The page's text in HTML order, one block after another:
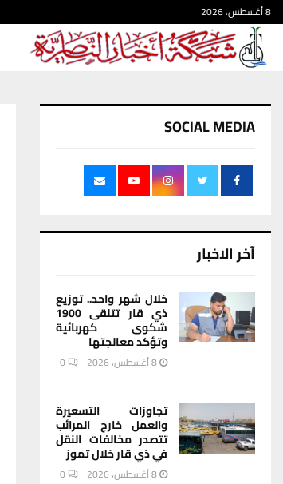
8 أغسطس، 2026
SOCIAL MEDIA
آخر الاخبار
خلال شهر واحد.. توزيع
ذي قار تتلقى 1900
شكوى كهربائية
وتؤكد معالجتها
8 أغسطس، 2026 0
تجاوزات التسعيرة
والعمل خارج المرائب
تتصدر مخالفات النقل
في ذي قار خلال تموز
8 أغسطس، 2026 0